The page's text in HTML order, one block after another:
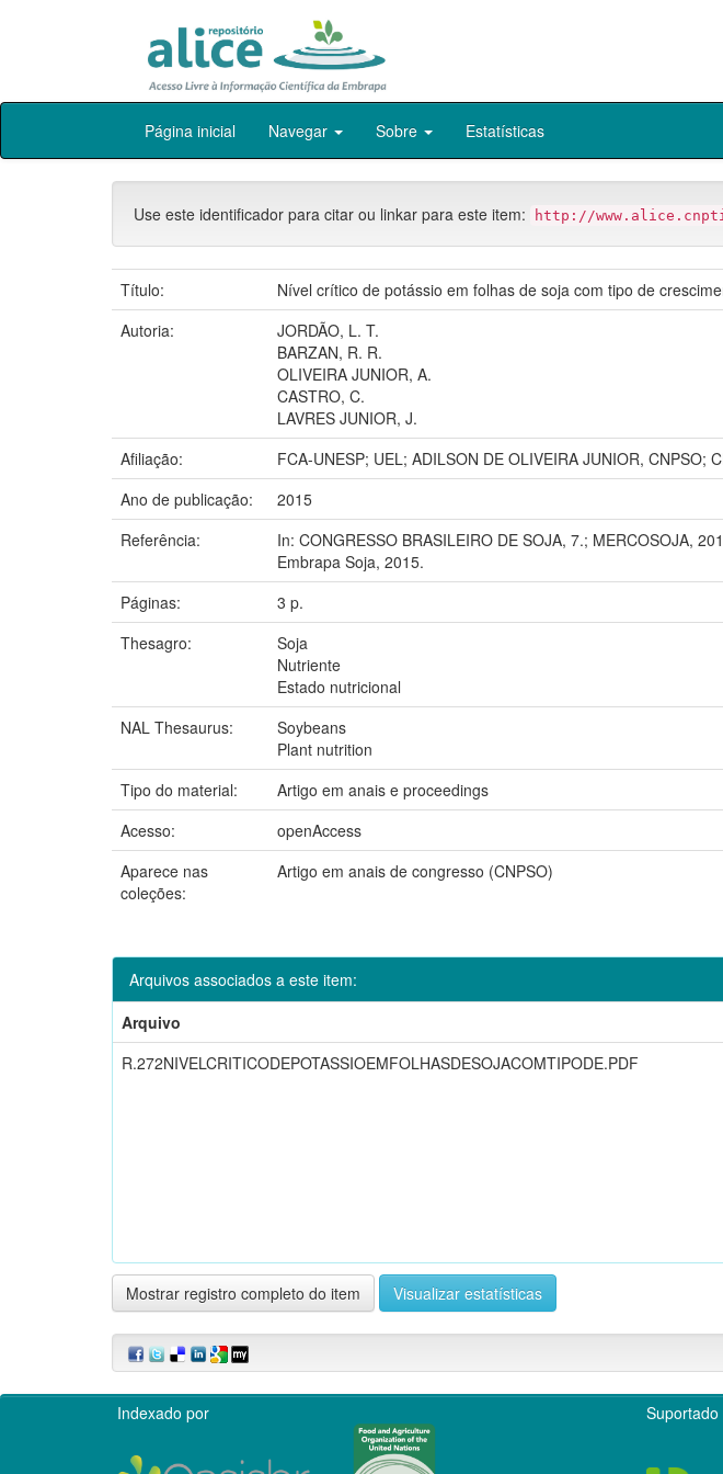
Skip
Página inicial Navegar Sobre Estatísticas
Use este identificador para citar ou linkar para este item: http://
Título:
Nível crítico de potássio em folhas de soja com tipo de
Autoria:
JORDÃO, L. T.
BARZAN, R. R.
OLIVEIRA JUNIOR, A.
CASTRO, C.
LAVRES JUNIOR, J.
Afiliação:
FCA-UNESP; UEL; ADILSON DE OLIVEIRA JUNIOR, CNPSO;
Ano de publicação:
2015
Referência:
In: CONGRESSO BRASILEIRO DE SOJA, 7.; MERCOSOJA,
Embrapa Soja, 2015.
Páginas:
3 p.
Thesagro:
Soja
Nutriente
Estado nutricional
NAL Thesaurus:
Soybeans
Plant nutrition
Tipo do material:
Artigo em anais e proceedings
Acesso:
openAccess
Aparece nas
coleções:
Artigo em anais de congresso (CNPSO)
Arquivos associados a este item:
Arquivo
R.272NIVELCRITICODEPOTASSIOEMFOLHASDESOJACOMTIPODE.PDF
Mostrar registro completo do item Visualizar estatísticas
Indexado por Suportado